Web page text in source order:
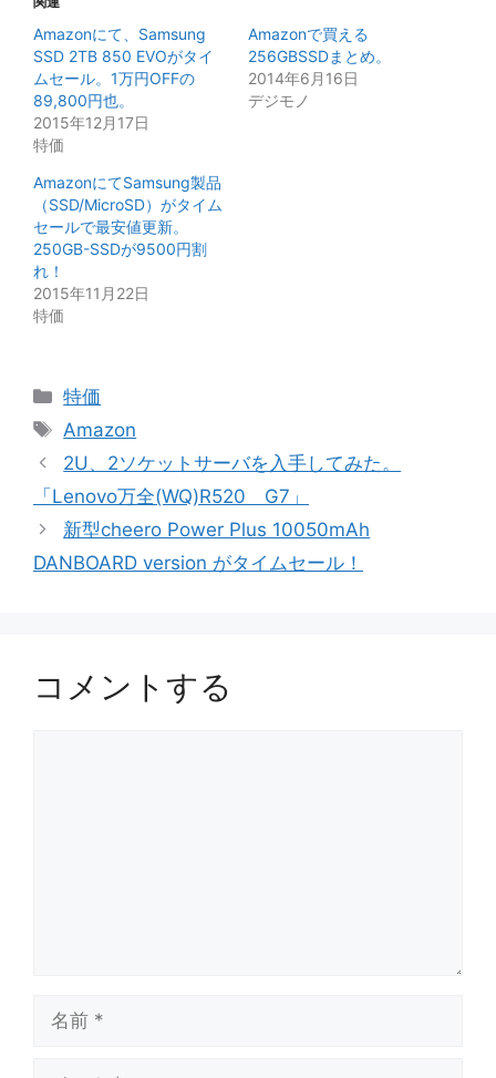
Amazonにて、Samsung
SSD 2TB 850 EVOがタイ
ムセール。1万円OFFの
89,800円也。
2015年12月17日
特価
Amazonで買える
256GBSSDまとめ。
2014年6月16日
デジモノ
AmazonにてSamsung製品
（SSD/MicroSD）がタイム
セールで最安値更新。
250GB-SSDが9500円割
れ！
2015年11月22日
特価
カ
テ
リ
ー
特価
タ
グ
Amazon
2U、2ソケットサーバを入手してみた。
「Lenovo万全(WQ)R520 G7」
新型cheero Power Plus 10050mAh
DANBOARD version がタイムセール！
コメントする